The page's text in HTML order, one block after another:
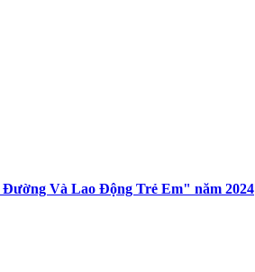
Và Lao Động Trẻ Em" năm 2024